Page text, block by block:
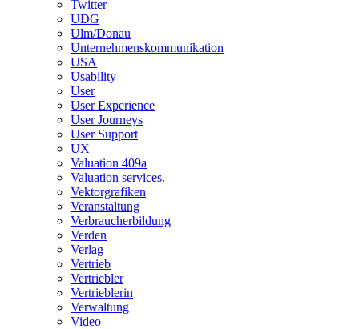
Twitter
UDG
Ulm/Donau
Unternehmenskommunikation
USA
Usability
User
User Experience
User Journeys
User Support
UX
Valuation 409a
Valuation services.
Vektorgrafiken
Veranstaltung
Verbraucherbildung
Verden
Verlag
Vertrieb
Vertriebler
Vertrieblerin
Verwaltung
Video